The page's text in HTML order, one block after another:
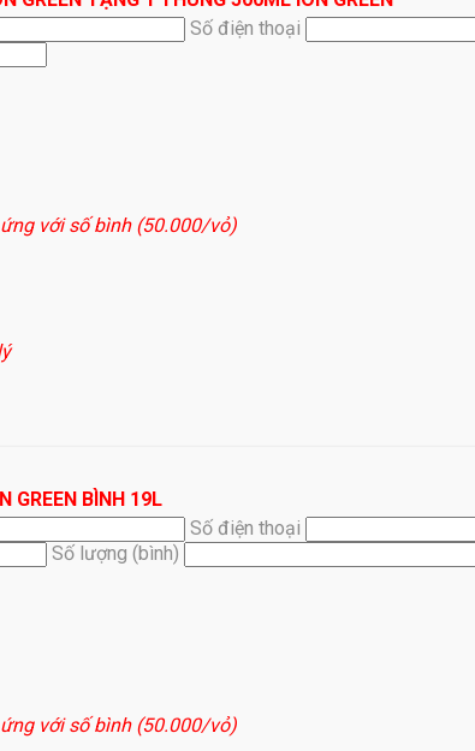
Số điện thoại
với số bình (50.000/vỏ)
GREEN BÌNH 19L
Số điện thoại
Số lượng (bình)
với số bình (50.000/vỏ)